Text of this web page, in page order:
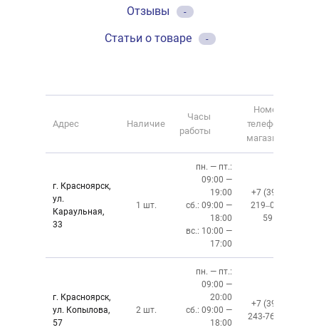
Отзывы
-
Статьи о товаре -
Адрес Наличие
Часы
работы
Номер
телефона
магазина
г. Красноярск,
ул.
Караульная,
33
1 шт.
пн. — пт.:
09:00 —
19:00
сб.: 09:00 —
18:00
вс.: 10:00 —
17:00
+7 (391)
219‒01‒
59
г. Красноярск,
ул. Копылова,
57
2 шт.
пн. — пт.:
09:00 —
20:00
сб.: 09:00 —
18:00
+7 (391)
243-76-13